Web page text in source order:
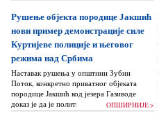
Рушење објекта породице Јакшић
нови пример демонстрације силе
Куртијеве полиције и његовог
режима над Србима
Наставак рушења у општини Зубин
Поток, конкретно приватног објеката
породице Јакшић код језера Газиводе
доказ је да је политика Аљбина Куртија...
ОПШИРНИЈЕ >